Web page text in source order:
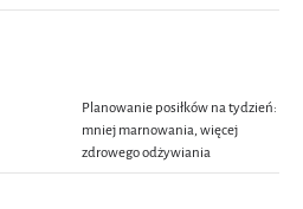
Planowanie posiłków na tydzień:
mniej marnowania, więcej
zdrowego odżywiania